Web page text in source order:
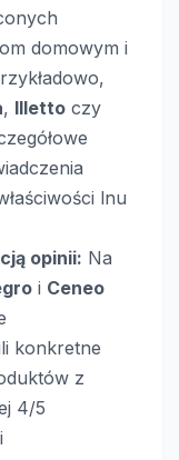
domowym i
, Illetto czy
lnu
opinii: Na
i Ceneo
konkretne
z
4/5